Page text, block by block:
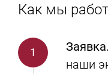
Как мы
Заявка.
наши